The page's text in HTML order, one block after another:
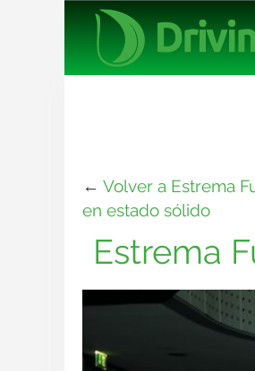
← Volver a Estrema
en estado sólido
Estrema